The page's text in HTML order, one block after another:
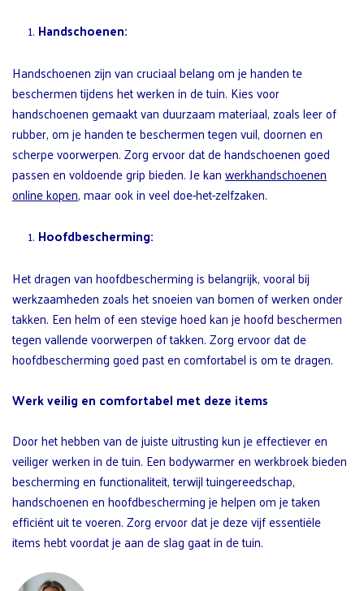
Handschoenen:
Handschoenen zijn van cruciaal belang om je handen te
beschermen tijdens het werken in de tuin. Kies voor
handschoenen gemaakt van duurzaam materiaal, zoals leer of
rubber, om je handen te beschermen tegen vuil, doornen en
scherpe voorwerpen. Zorg ervoor dat de handschoenen goed
passen en voldoende grip bieden. Je kanwerkhandschoenen
online kopen, maar ook in veel doe-het-zelfzaken.
Hoofdbescherming:
Het dragen van hoofdbescherming is belangrijk, vooral bij
werkzaamheden zoals het snoeien van bomen of werken onder
takken. Een helm of een stevige hoed kan je hoofd beschermen
tegen vallende voorwerpen of takken. Zorg ervoor dat de
hoofdbescherming goed past en comfortabel is om te dragen.
Werk veilig en comfortabel met deze items
Door het hebben van de juiste uitrusting kun je effectiever en
veiliger werken in de tuin. Een bodywarmer en werkbroek bieden
bescherming en functionaliteit, terwijl tuingereedschap,
handschoenen en hoofdbescherming je helpen om je taken
efficiënt uit te voeren. Zorg ervoor dat je deze vijf essentiële
items hebt voordat je aan de slag gaat in de tuin.